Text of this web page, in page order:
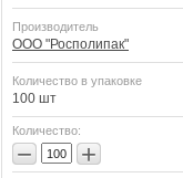
Производитель
ООО "Росполипак"
Количество в упаковке
100 шт
Количество:
− +